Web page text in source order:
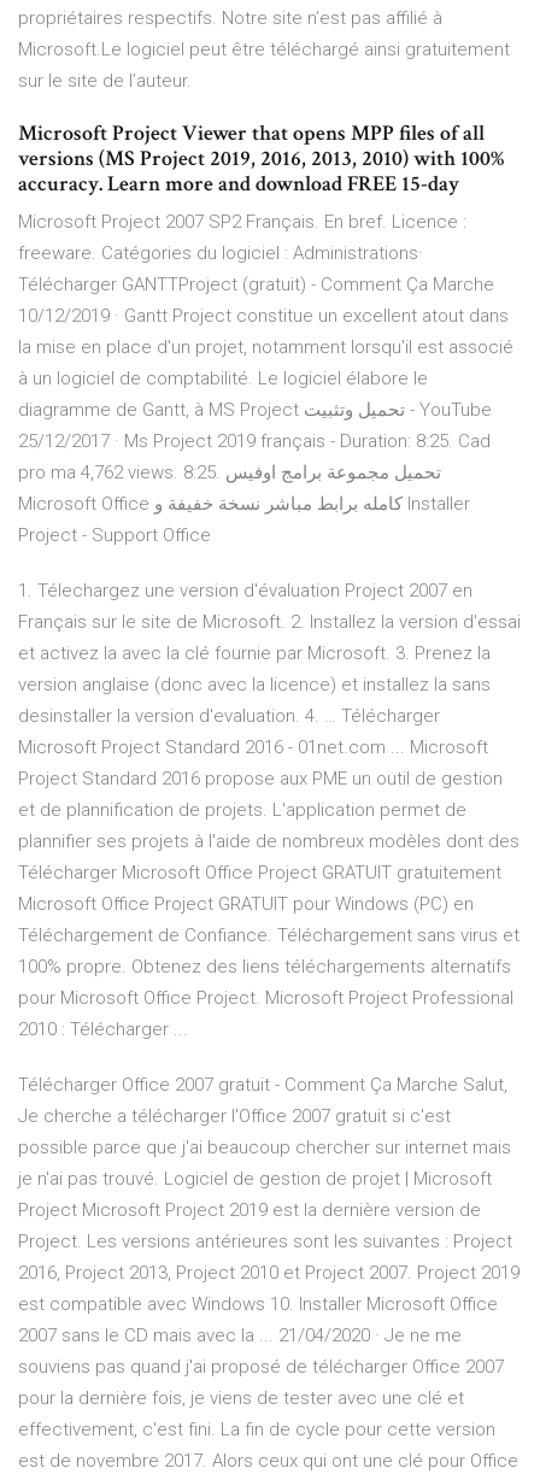
propriétaires respectifs. Notre site n’est pas affilié à
Microsoft.Le logiciel peut être téléchargé ainsi gratuitement
sur le site de l’auteur.
Microsoft Project Viewer that opens MPP files of all
versions (MS Project 2019, 2016, 2013, 2010) with 100%
accuracy. Learn more and download FREE 15-day
Microsoft Project 2007 SP2 Français. En bref. Licence :
freeware. Catégories du logiciel : Administrations·
Télécharger GANTTProject (gratuit) - Comment Ça Marche
10/12/2019 · Gantt Project constitue un excellent atout dans
la mise en place d'un projet, notamment lorsqu'il est associé
à un logiciel de comptabilité. Le logiciel élabore le
diagramme de Gantt, à ‫تحميل وتثبيت MS Project‬‎ - YouTube
25/12/2017 · Ms Project 2019 français - Duration: 8:25. Cad
pro ma 4,762 views. 8:25. تحميل مجموعة برامج اوفيس
Microsoft Office كامله برابط مباشر نسخة خفيفة و Installer
Project - Support Office
1. Télechargez une version d'évaluation Project 2007 en
Français sur le site de Microsoft. 2. Installez la version d'essai
et activez la avec la clé fournie par Microsoft. 3. Prenez la
version anglaise (donc avec la licence) et installez la sans
desinstaller la version d'evaluation. 4. … Télécharger
Microsoft Project Standard 2016 - 01net.com ... Microsoft
Project Standard 2016 propose aux PME un outil de gestion
et de plannification de projets. L'application permet de
plannifier ses projets à l'aide de nombreux modèles dont des
Télécharger Microsoft Office Project GRATUIT gratuitement
Microsoft Office Project GRATUIT pour Windows (PC) en
Téléchargement de Confiance. Téléchargement sans virus et
100% propre. Obtenez des liens téléchargements alternatifs
pour Microsoft Office Project. Microsoft Project Professional
2010 : Télécharger ...
Télécharger Office 2007 gratuit - Comment Ça Marche Salut,
Je cherche a télécharger l'Office 2007 gratuit si c'est
possible parce que j'ai beaucoup chercher sur internet mais
je n'ai pas trouvé. Logiciel de gestion de projet | Microsoft
Project Microsoft Project 2019 est la dernière version de
Project. Les versions antérieures sont les suivantes : Project
2016, Project 2013, Project 2010 et Project 2007. Project 2019
est compatible avec Windows 10. Installer Microsoft Office
2007 sans le CD mais avec la ... 21/04/2020 · Je ne me
souviens pas quand j'ai proposé de télécharger Office 2007
pour la dernière fois, je viens de tester avec une clé et
effectivement, c'est fini. La fin de cycle pour cette version
est de novembre 2017. Alors ceux qui ont une clé pour Office